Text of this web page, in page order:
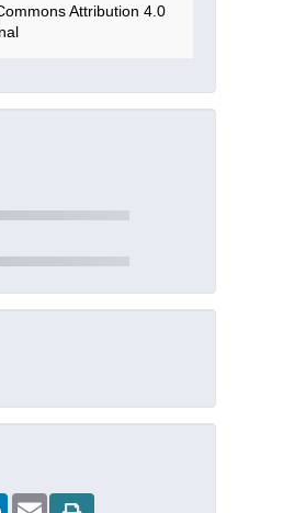
Attribution 4.0
LinkedIn
Email